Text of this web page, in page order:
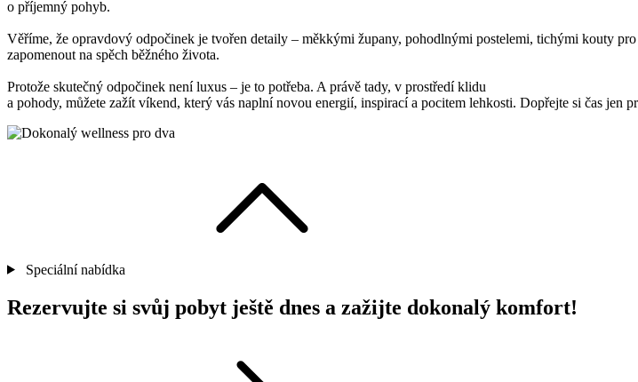
o příjemný pohyb.
Věříme, že opravdový odpočinek je tvořen detaily – měkkými župany, pohodlnými postelemi, tichými kouty
zapomenout na spěch běžného života.
Protože skutečný odpočinek není luxus – je to potřeba. A právě tady, v prostředí klidu
a pohody, můžete zažít víkend, který vás naplní novou energií, inspirací a pocitem lehkosti. Dopřejte si čas jen
Speciální nabídka
Rezervujte si svůj pobyt ještě dnes a zažijte dokonalý komfort!